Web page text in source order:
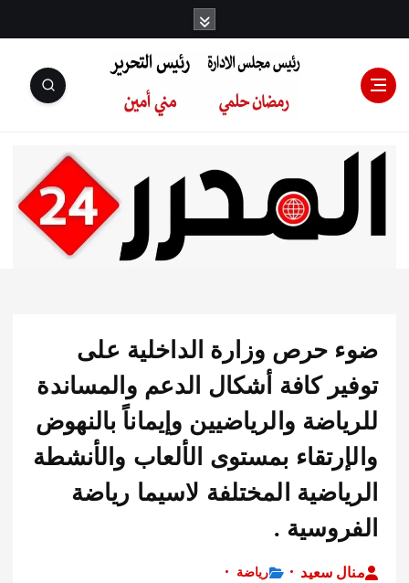
رئيس مجلس
الإدارة: رمضان
التحرير:مني أمين
حرص وزارة الداخلية على
كافة أشكال الدعم والمساندة
والرياضيين وإيماناً بالنهوض
بمستوى الألعاب والأنشطة
المختلفة لاسيما رياضة
.
سعيد
رياضة